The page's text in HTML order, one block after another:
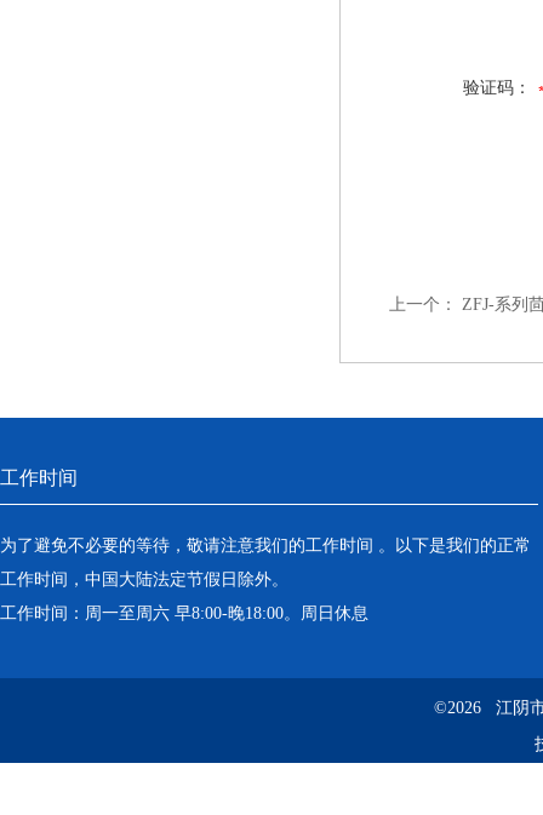
验证码：
上一个： ZFJ-系列
工作时间
为了避免不必要的等待，敬请注意我们的工作时间 。以下是我们的正常
工作时间，中国大陆法定节假日除外。
工作时间：周一至周六 早8:00-晚18:00。周日休息
©2026 江阴